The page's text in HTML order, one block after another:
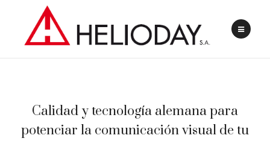
Calidad y tecnología alemana para
potenciar la comunicación visual de tu